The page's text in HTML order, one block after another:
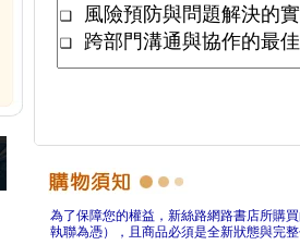
為了保障您的權益，新絲路網路書店所購
執聯為憑），且商品必須是全新狀態與完